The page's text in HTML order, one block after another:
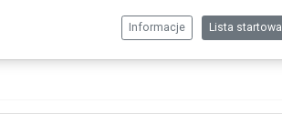
Lista startowa
Informacje